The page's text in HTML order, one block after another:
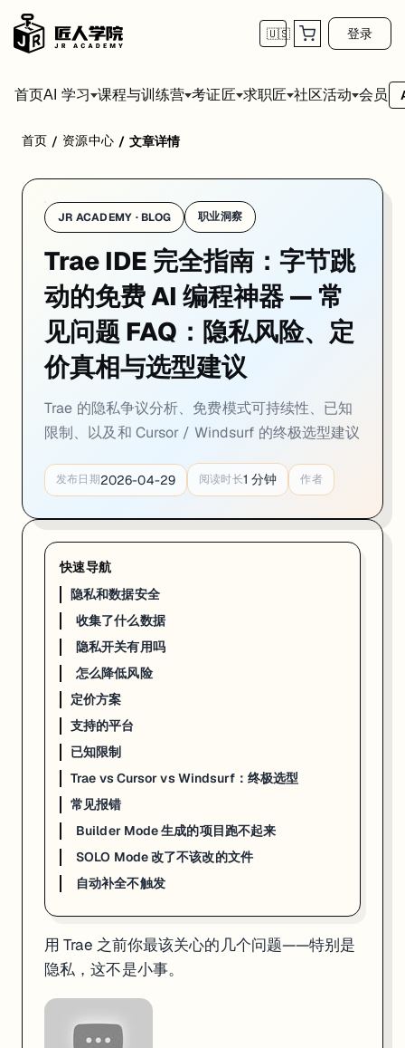
🇺🇸 登录
首页AI 学习 课程与训练营 考证匠 求职匠 社区活动 会员
用 Trae 之前你最该关心的几个问题——特别是隐私，这不是小事。
隐私和数据安全
这是 Trae 最大的争议点，必须正面说清楚。
收集了什么数据
活跃使用 7 分钟内，Trae 发起约
500 次 API 请求 ，传输高达
收集内容包括：文件系统路径（暴露用户名）、鼠标/键盘活动
数据保留期限：账号关闭后仍保留 5 年
隐私开关有用吗
说实话，不太乐观。有研究显示关闭 Trae 设置里的 telemetry 开关后
怎么降低风险
# 方案 1：防火墙拦截遥测（macOS/Linux）
# 找到 Trae 的遥测域名后，在 /etc/hosts 里屏蔽：
sudo echo "127.0.0.1 log.bytedance.com" >> /etc/hosts
sudo echo "127.0.0.1 mcs.trae.ai" >> /etc/hosts
# 方案 2：在 Docker 容器里跑 Trae（推荐处理敏感项目时使用）
：个人学习项目、开源项目、练手项目——放心用 Trae，免
定价方案
2026 年 2 月起 Trae 转为 Token 计费制，但免费版依然能用：
月费
5000 次自动补全/月 + 有限高级模型请求
入门 Token 额度，适合轻度使用
$10/月
Token 超额后可以开启按量计费（On-Demand Usage），不会突然断
字节跳动的策略还是烧钱获客，和当年抖音一样。我的判断：
支持的平台
首页 / 资源中心 / 文章详情
JR ACADEMY · BLOG 职业洞察
Trae IDE 完全指南：字节跳
动的免费 AI 编程神器 — 常
见问题 FAQ：隐私风险、定
价真相与选型建议
Trae 的隐私争议分析、免费模式可持续性、已知
限制、以及和 Cursor / Windsurf 的终极选型建议
发布日期2026-04-29 阅读时长1 分钟 作者
快速导航
隐私和数据安全
收集了什么数据
隐私开关有用吗
怎么降低风险
定价方案
支持的平台
已知限制
Trae vs Cursor vs Windsurf：终极选型
常见报错
Builder Mode 生成的项目跑不起来
SOLO Mode 改了不该改的文件
自动补全不触发
用 Trae 之前你最该关心的几个问题——特别是
隐私，这不是小事。